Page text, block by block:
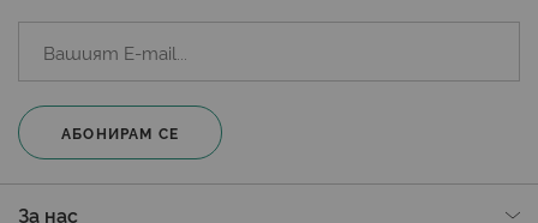
АБОНИРАМ СЕ
За нас